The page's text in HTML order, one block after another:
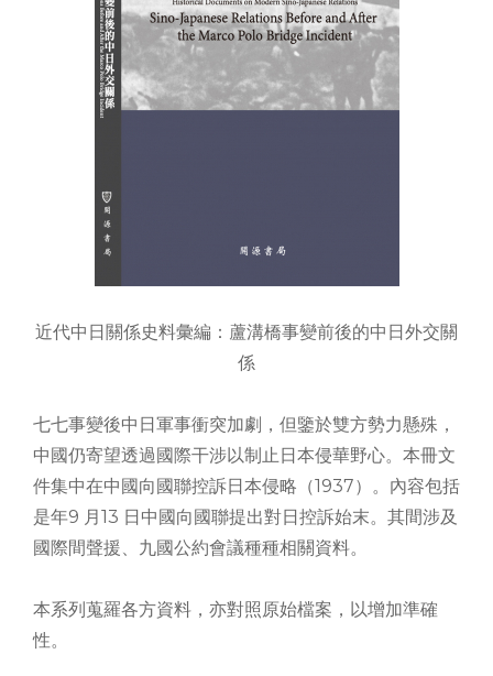
近代中日關係史料彙編：蘆溝橋事變前後的中日外交關
係
七七事變後中日軍事衝突加劇，但鑒於雙方勢力懸殊，
中國仍寄望透過國際干涉以制止日本侵華野心。本冊文
件集中在中國向國聯控訴日本侵略（1937）。內容包括
是年9 月13 日中國向國聯提出對日控訴始末。其間涉及
國際間聲援、九國公約會議種種相關資料。
本系列蒐羅各方資料，亦對照原始檔案，以增加準確
性。